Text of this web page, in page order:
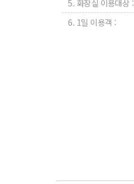
5. 화장실 이용대상 :
6. 1일 이용객 :